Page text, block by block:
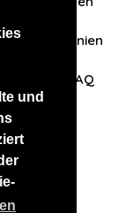
und
FAQ